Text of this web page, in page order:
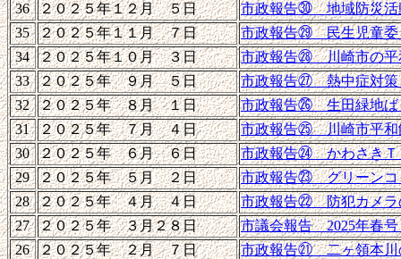
36
２０２５年１２月 ５日
市政報告㉚ 地域防災活
35
２０２５年１１月 ７日
市政報告㉙ 民生児童委
34
２０２５年１０月 ３日
市政報告㉘ 川崎市の平
33
２０２５年 ９月 ５日
市政報告㉗ 熱中症対策
32
２０２５年 ８月 １日
市政報告㉖ 生田緑地ば
31
２０２５年 ７月 ４日
市政報告㉕ 川崎市平和
30
２０２５年 ６月 ６日
市政報告㉔ かわさきＴ
29
２０２５年 ５月 ２日
市政報告㉓ グリーンコ
28
２０２５年 ４月 ４日
市政報告㉒ 防犯カメラ
27
２０２５年 ３月２８日
市議会報告 2025年春
26
２０２５年 ２月 ７日
市政報告㉑ 二ヶ領本川